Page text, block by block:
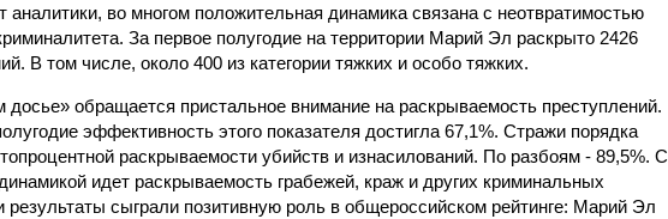
аналитики, во многом положительная динамика связана с неотвратимостью
За первое полугодие на территории Марий Эл раскрыто 2426
В том числе, около 400 из категории тяжких и особо тяжких.
досье» обращается пристальное внимание на раскрываемость преступлений.
эффективность этого показателя достигла 67,1%. Стражи порядка
раскрываемости убийств и изнасилований. По разбоям - 89,5%. С
идет раскрываемость грабежей, краж и других криминальных
результаты сыграли позитивную роль в общероссийском рейтинге: Марий Эл